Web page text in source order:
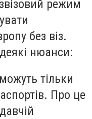
режим
без віз.
нюанси:
тільки
Про це